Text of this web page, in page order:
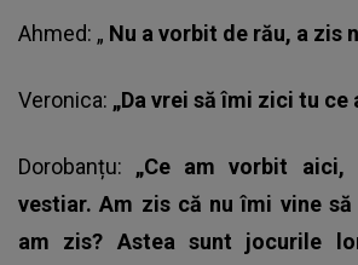
Ahmed: „ Nu a vorbit de rău, a zis
Veronica: „Da vrei să îmi zici tu ce
Dorobanțu: „Ce am vorbit
vestiar. Am zis că nu îmi vine
am zis? Astea sunt jocurile